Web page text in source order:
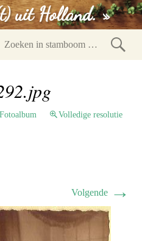
uit Holland. »
Fotoalbum
Volledige resolutie
Volgende →